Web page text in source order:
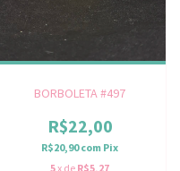
BORBOLETA #497
R$22,00
R$20,90com Pix
5x de R$5,27